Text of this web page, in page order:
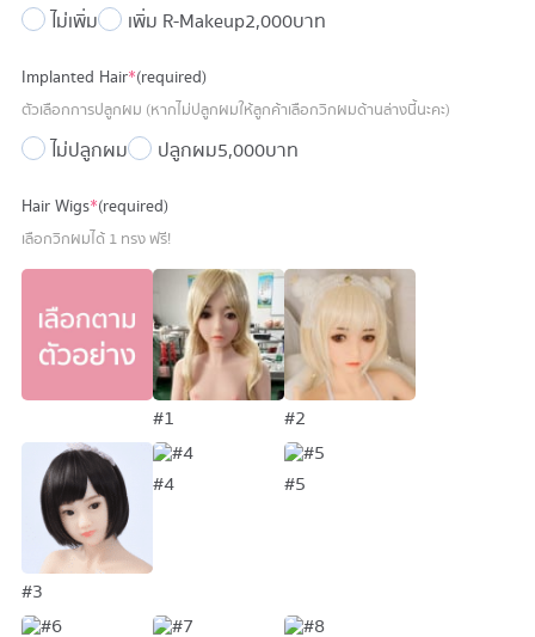
ไม่เพิ่ม เพิ่ม R-Makeup2,000 บาท
Implanted Hair*(required)
ตัวเลือกการปลูกผม (หากไม่ปลูกผมให้ลูกค้าเลือกวิกผมด้านล่างนี้นะคะ)
ไม่ปลูกผม ปลูกผม5,000 บาท
Hair Wigs*(required)
เลือกวิกผมได้ 1 ทรง ฟรี!
#1 #2
#3
#4 #5